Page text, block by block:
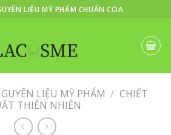
LIỆU MỸ PHẨM CHUẨN COA
LIỆU MỸ PHẨM / CHIẾT
THIÊN NHIÊN